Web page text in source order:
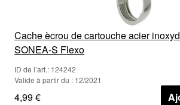
Cache ècrou de cartouche acier
SONEA-S Flexo
ID de l’art.: 124242
Valide à partir du : 12/2021
4,99 €